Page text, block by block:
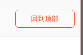
回到顶部